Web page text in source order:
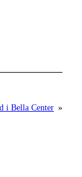
i Bella Center »